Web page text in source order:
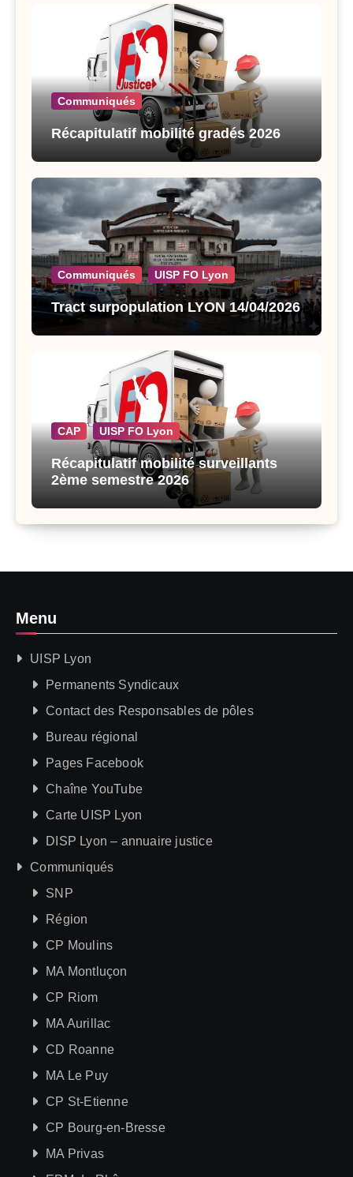
Communiqués
Récapitulatif mobilité gradés 2026
Communiqués UISP FO Lyon
Tract surpopulation LYON 14/04/2026
CAP UISP FO Lyon
Récapitulatif mobilité surveillants
2ème semestre 2026
Menu
UISP Lyon
Permanents Syndicaux
Contact des Responsables de pôles
Bureau régional
Pages Facebook
Chaîne YouTube
Carte UISP Lyon
DISP Lyon – annuaire justice
Communiqués
SNP
Région
CP Moulins
MA Montluçon
CP Riom
MA Aurillac
CD Roanne
MA Le Puy
CP St-Etienne
CP Bourg-en-Bresse
MA Privas